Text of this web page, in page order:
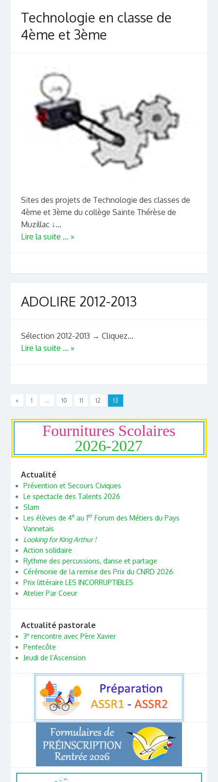
Technologie en classe de
4ème et 3ème
Sites des projets de Technologie des classes de
4ème et 3ème du collège Sainte Thérèse de
Muzillac ↓...
Lire la suite ... »
ADOLIRE 2012-2013
Sélection 2012-2013 → Cliquez...
Lire la suite ... »
« 1 … 10 11 12 13
Fournitures Scolaires
2026-2027
Actualité
Prévention et Secours Civiques
Le spectacle des Talents 2026
Slam
Les élèves de 4eau 1erForum des Métiers du Pays
Vannetais
Looking for King Arthur !
Action solidaire
Rythme des percussions, danse et partage
Cérémonie de la remise des Prix du CNRD 2026
Prix littéraire LES INCORRUPTIBLES
Atelier Par Coeur
Actualité pastorale
3erencontre avec Père Xavier
Pentecôte
Jeudi de l’Ascension